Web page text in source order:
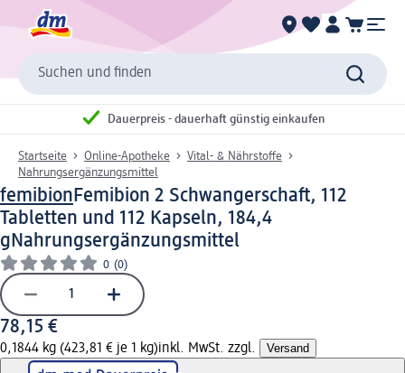
Suchen und finden
Dauerpreis - dauerhaft günstig einkaufen
Startseite Online-Apotheke
Vital- & Nährstoffe
Nahrungsergänzungsmittel
femibionFemibion 2 Schwangerschaft, 112
Tabletten und 112 Kapseln, 184,4
gNahrungsergänzungsmittel
0 (0)
78,15 €
0,1844 kg (423,81 € je 1 kg)inkl. MwSt. zzgl. Versand